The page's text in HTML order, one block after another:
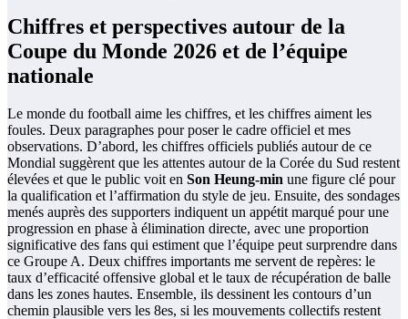
Chiffres et perspectives autour de la
Coupe du Monde 2026 et de l’équipe
nationale
Le monde du football aime les chiffres, et les chiffres aiment les
foules. Deux paragraphes pour poser le cadre officiel et mes
observations. D’abord, les chiffres officiels publiés autour de ce
Mondial suggèrent que les attentes autour de la Corée du Sud restent
élevées et que le public voit en Son Heung-min une figure clé pour
la qualification et l’affirmation du style de jeu. Ensuite, des sondages
menés auprès des supporters indiquent un appétit marqué pour une
progression en phase à élimination directe, avec une proportion
significative des fans qui estiment que l’équipe peut surprendre dans
ce Groupe A. Deux chiffres importants me servent de repères: le
taux d’efficacité offensive global et le taux de récupération de balle
dans les zones hautes. Ensemble, ils dessinent les contours d’un
chemin plausible vers les 8es, si les mouvements collectifs restent